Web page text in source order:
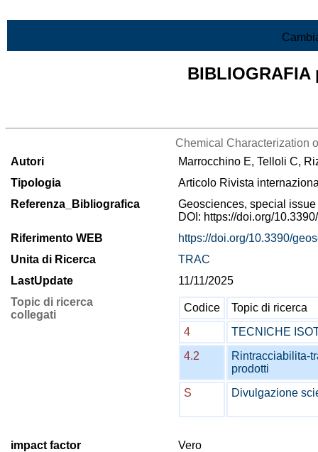
Chemical Characterization
Autori
Marrocchino E, Telloli C,
Tipologia
Articolo Rivista
Referenza_Bibliografica
Geosciences, special
DOI: https://doi.org/
Riferimento WEB
https://doi.org/10.3390/
Unita di Ricerca
TRAC
LastUpdate
11/11/2025
Topic di ricerca
collegati
Codice
Topic di ricerca
4
TECNICHE
4.2
Rintracciabilita-
prodotti
S
Divulgazione
impact factor Vero